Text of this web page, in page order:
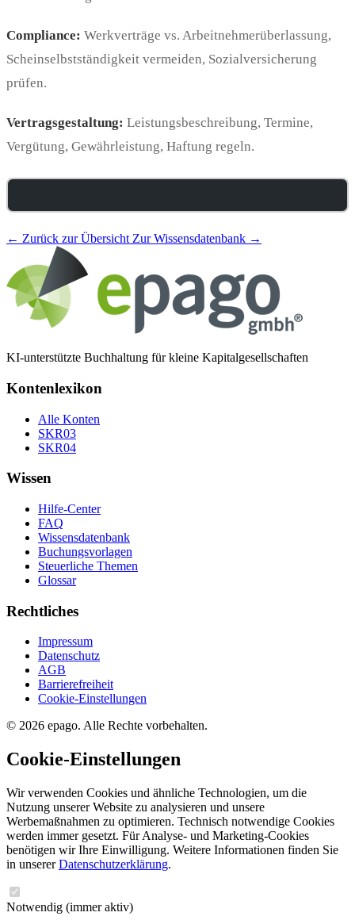
Compliance: Werkverträge vs. Arbeitnehmerüberlassung,
Scheinselbstständigkeit vermeiden, Sozialversicherung
prüfen.
Vertragsgestaltung: Leistungsbeschreibung, Termine,
Vergütung, Gewährleistung, Haftung regeln.
← Zurück zur Übersicht Zur Wissensdatenbank →
KI-unterstützte Buchhaltung für kleine Kapitalgesellschaften
Kontenlexikon
Alle Konten
SKR03
SKR04
Wissen
Hilfe-Center
FAQ
Wissensdatenbank
Buchungsvorlagen
Steuerliche Themen
Glossar
Rechtliches
Impressum
Datenschutz
AGB
Barrierefreiheit
Cookie-Einstellungen
© 2026 epago. Alle Rechte vorbehalten.
Cookie-Einstellungen
Wir verwenden Cookies und ähnliche Technologien, um die
Nutzung unserer Website zu analysieren und unsere
Werbemaßnahmen zu optimieren. Technisch notwendige Cookies
werden immer gesetzt. Für Analyse- und Marketing-Cookies
benötigen wir Ihre Einwilligung. Weitere Informationen finden Sie
in unsererDatenschutzerklärung.
Notwendig (immer aktiv)